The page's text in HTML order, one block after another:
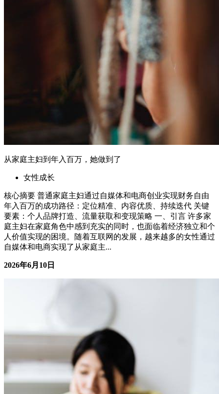
从家庭主妇到年入百万，她做到了
女性成长
核心摘要 普通家庭主妇通过自媒体和电商创业实现财务自由
年入百万的成功路径：定位精准、内容优质、持续迭代 关键
要素：个人品牌打造、流量获取和变现策略 一、引言 许多家
庭主妇在家庭角色中感到充实的同时，也面临着经济独立和个
人价值实现的困境。随着互联网的发展，越来越多的女性通过
自媒体和电商实现了从家庭主...
2026年6月10日